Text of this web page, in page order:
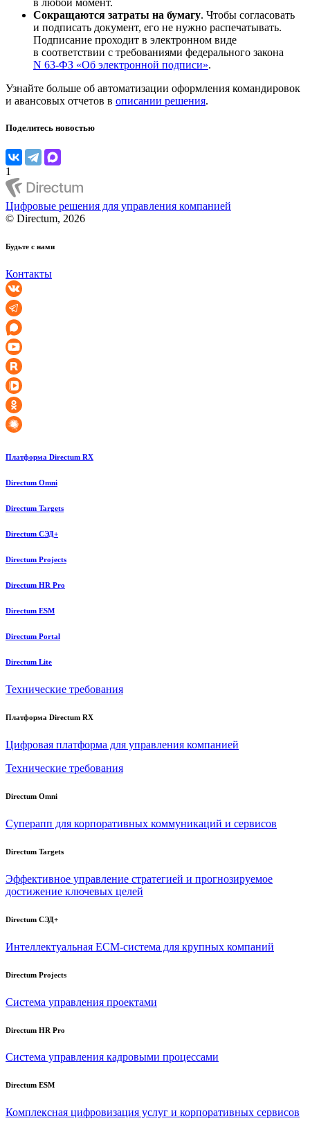
Сокращаются затраты на бумагу. Чтобы согласовать
и подписать документ, его не нужно распечатывать.
Подписание проходит в электронном виде
в соответствии с требованиями федерального закона
N 63-ФЗ «Об электронной подписи».
Узнайте больше об автоматизации оформления командировок
и авансовых отчетов в описании решения.
Поделитесь новостью
1
Цифровые решения для управления компанией
© Directum, 2026
Будьте с нами
Контакты
Платформа Directum RX
Directum Omni
Directum Targets
Directum СЭД+
Directum Projects
Directum HR Pro
Directum ESM
Directum Portal
Directum Lite
Технические требования
Платформа Directum RX
Цифровая платформа для управления компанией
Технические требования
Directum Omni
Суперапп для корпоративных коммуникаций и сервисов
Directum Targets
Эффективное управление стратегией и прогнозируемое
достижение ключевых целей
Directum СЭД+
Интеллектуальная ECM-система для крупных компаний
Directum Projects
Система управления проектами
Directum HR Pro
Система управления кадровыми процессами
Directum ESM
Комплексная цифровизация услуг и корпоративных сервисов